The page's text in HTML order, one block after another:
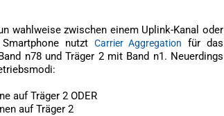
wahlweise zwischen einem Uplink-Kanal oder
nutzt Carrier Aggregation
für das
n78 und Träger 2 mit Band n1. Neuerdings
auf Träger 2 ODER
auf Träger 2